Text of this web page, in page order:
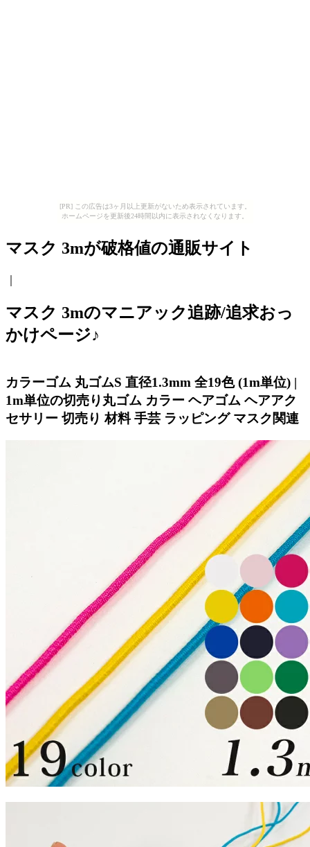
[PR] この広告は3ヶ月以上更新がないため表示されています。
ホームページを更新後24時間以内に表示されなくなります。
マスク 3mが破格値の通販サイト
マスク 3mのマニアック追跡/追求おっ
かけページ♪
カラーゴム 丸ゴムS 直径1.3mm 全19色 (1m単位) |
1m単位の切売り丸ゴム カラー ヘアゴム ヘアアク
セサリー 切売り 材料 手芸 ラッピング マスク関連